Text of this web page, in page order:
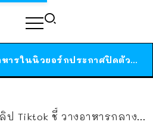
ร้านอาหารในนิวยอร์กประกาศปิดตัวลง หลังอยู่มานานกว่า 45 ปี ติดป้ายขอบคุณลูกค้าทุกคน แถมสูตรทำไวท์ซอสให้แบบจัดเต็ม
ชี้ วางอาหารกลางไมโครเวฟเป็นการกระทำที่ผิด แถมนักวิทย์ยืนยันแล้วด้วยว่าจริง!!